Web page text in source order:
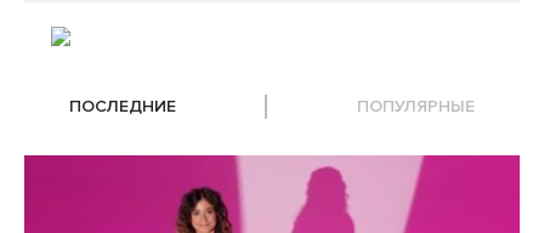
ПОСЛЕДНИЕ ПОПУЛЯРНЫЕ